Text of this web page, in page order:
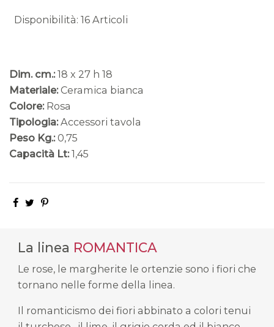
Disponibilità: 16 Articoli
Dim. cm.: 18 x 27 h 18
Materiale: Ceramica bianca
Colore: Rosa
Tipologia: Accessori tavola
Peso Kg.: 0,75
Capacità Lt: 1,45
La linea ROMANTICA
Le rose, le margherite le ortenzie sono i fiori che
tornano nelle forme della linea.
Il romanticismo dei fiori abbinato a colori tenui